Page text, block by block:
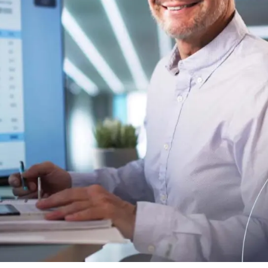
automatizada y conforme
cadena de suministro y el
y datos
la gestión integral y el archivo
de las facturas
Notify
Comunicación certificada
Convierte los SMS, los correos
notificaciones en comunicaciones
con Namirial SERCQ
Correo electrónico certificado
Envía mensajes con valor de correo
con el servicio de Correo
que define los servicios
las identidades digitales
Multi QTSP
Nuestra solución para la
empresarial